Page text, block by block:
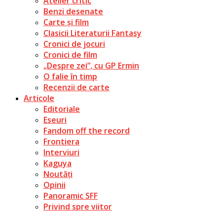
Benzi desenate
Carte și film
Clasicii Literaturii Fantasy
Cronici de jocuri
Cronici de film
„Despre zei”, cu GP Ermin
O falie în timp
Recenzii de carte
Articole
Editoriale
Eseuri
Fandom off the record
Frontiera
Interviuri
Kaguya
Noutăți
Opinii
Panoramic SFF
Privind spre viitor